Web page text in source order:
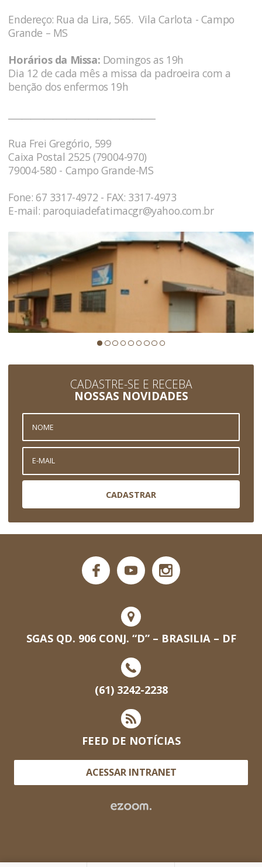
Endereço: Rua da Lira, 565. Vila Carlota - Campo
Grande – MS
Horários da Missa: Domingos as 19h
Dia 12 de cada mês a missa da padroeira com a
benção dos enfermos 19h
Rua Frei Gregório, 599
Caixa Postal 2525 (79004-970)
79004-580 - Campo Grande-MS
Fone: 67 3317-4972 - FAX: 3317-4973
E-mail: paroquiadefatimacgr@yahoo.com.br
CADASTRE-SE E RECEBA
NOSSAS NOVIDADES
CADASTRAR
SGAS QD. 906 CONJ. “D” – BRASILIA – DF
(61) 3242-2238
FEED DE NOTÍCIAS
ACESSAR INTRANET